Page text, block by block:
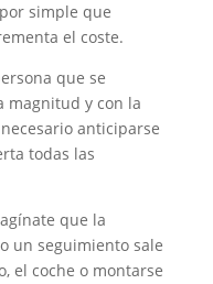
simple que
el coste.
que se
magnitud y con la
anticiparse
todas las
que la
un seguimiento sale
el coche o montarse